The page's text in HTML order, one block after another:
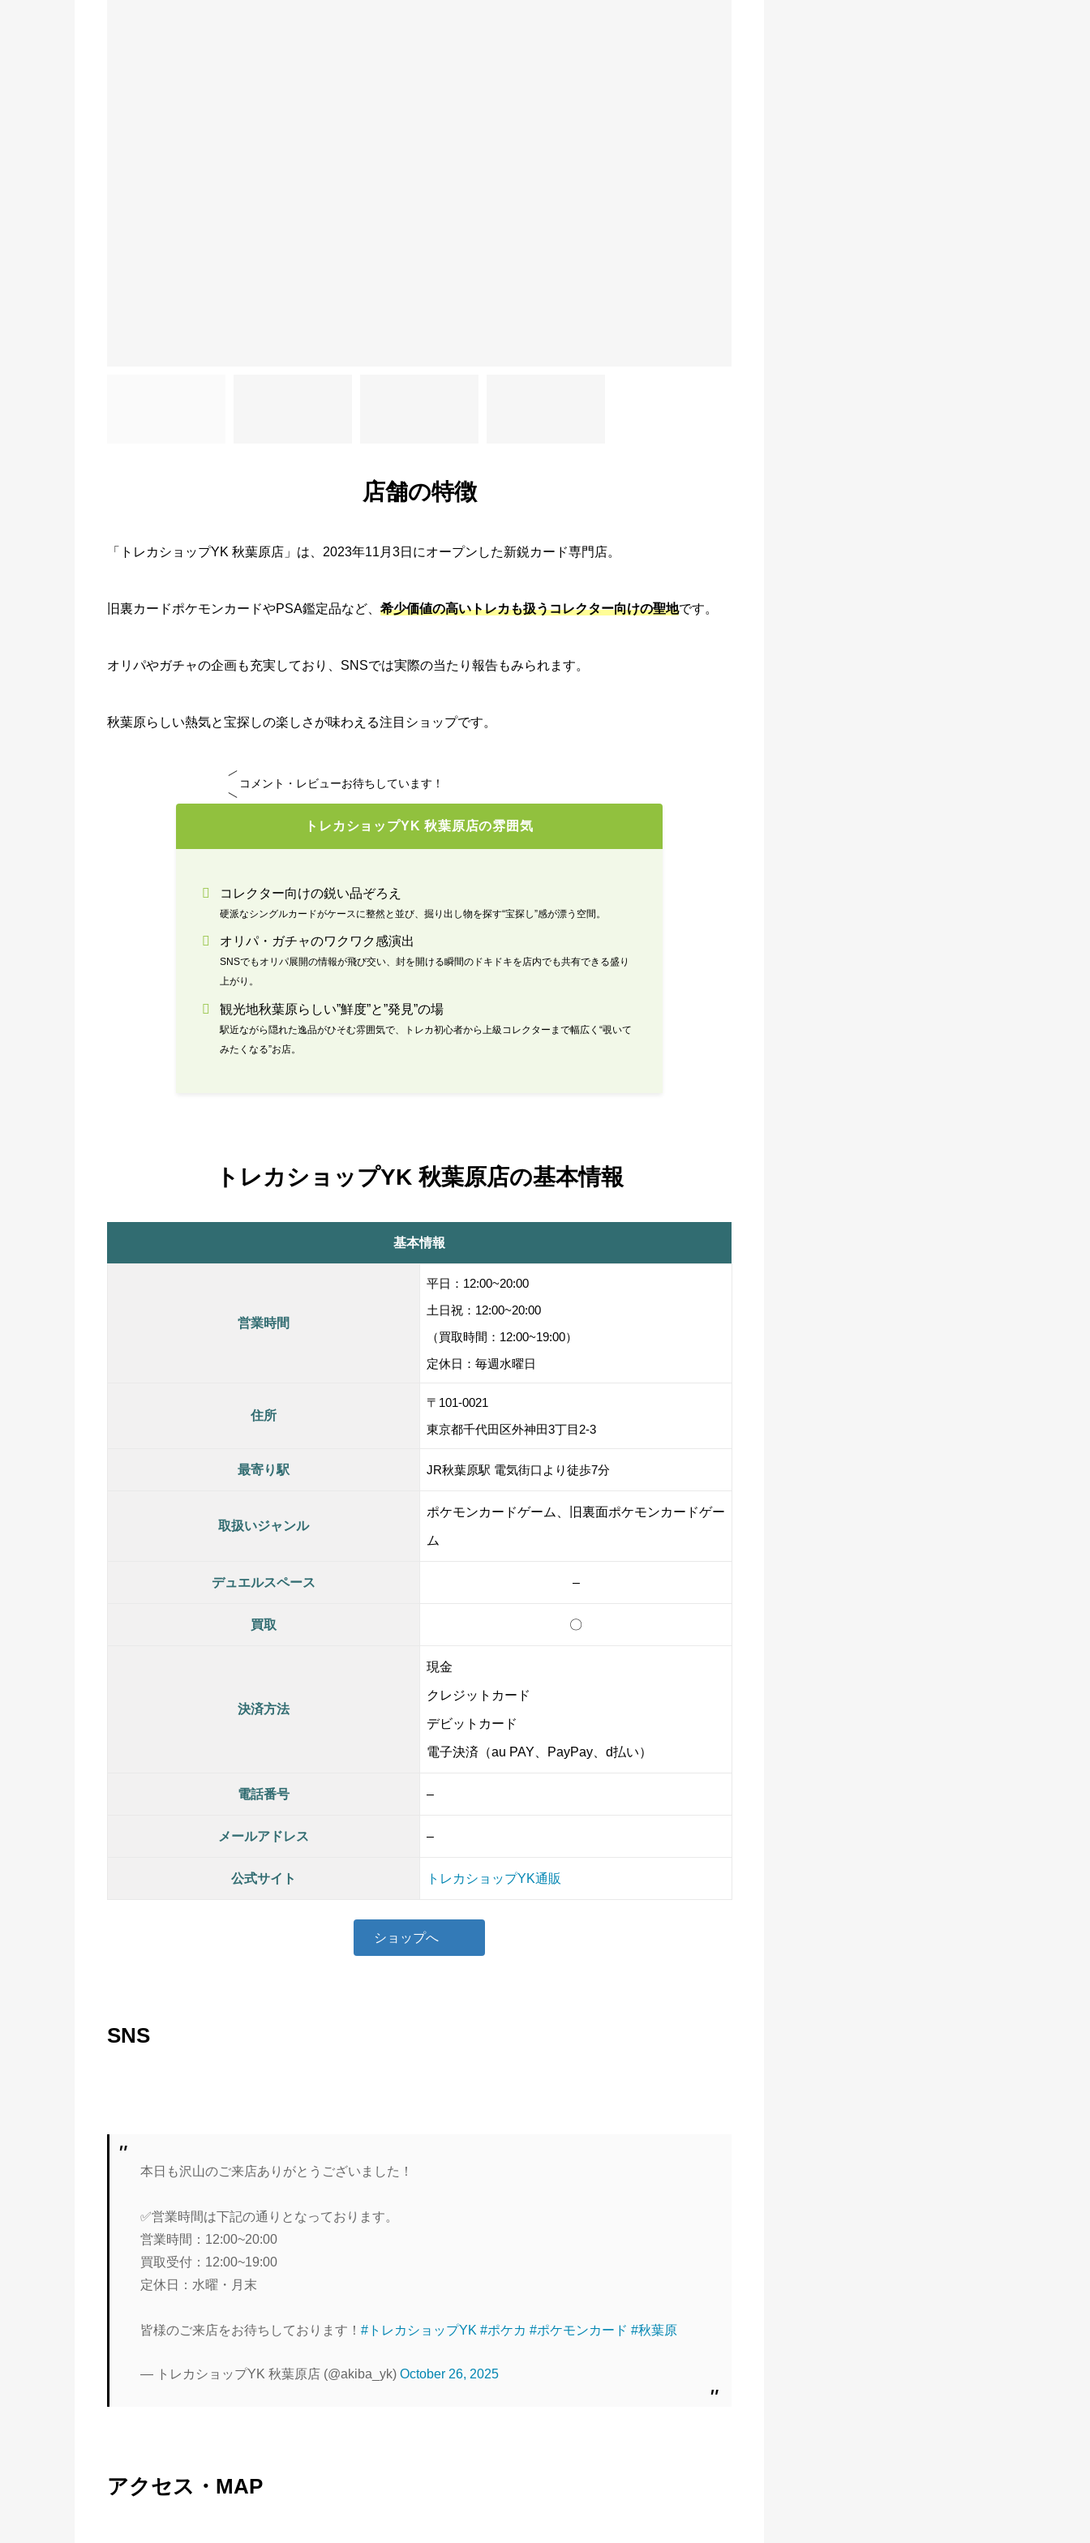
店舗の特徴
「トレカショップYK 秋葉原店」は、2023年11月3日にオープンした新鋭カード専門店。
旧裏カードポケモンカードやPSA鑑定品など、 希少価値の高いトレカも扱うコレクター向けの聖地です。
オリパやガチャの企画も充実しており、SNSでは実際の当たり報告もみられます。
秋葉原らしい熱気と宝探しの楽しさが味わえる注目ショップです。
コメント・レビューお待ちしています！
トレカショップYK 秋葉原店の雰囲気
コレクター向けの鋭い品ぞろえ
硬派なシングルカードがケースに整然と並び、掘り出し物を探す“宝探し”感が漂う空間。
オリパ・ガチャのワクワク感演出
SNSでもオリパ展開の情報が飛び交い、封を開ける瞬間のドキドキを店内でも共有できる盛り
上がり。
観光地秋葉原らしい”鮮度”と”発見”の場
駅近ながら隠れた逸品がひそむ雰囲気で、トレカ初心者から上級コレクターまで幅広く“覗いて
みたくなる”お店。
トレカショップYK 秋葉原店の基本情報
基本情報
営業時間
平日：12:00~20:00
土日祝：12:00~20:00
（買取時間：12:00~19:00）
定休日：毎週水曜日
住所
〒101-0021
東京都千代田区外神田3丁目2-3
最寄り駅 JR秋葉原駅 電気街口より徒歩7分
取扱いジャンル
ポケモンカードゲーム、旧裏面ポケモンカードゲー
ム
デュエルスペース –
買取 〇
決済方法
現金
クレジットカード
デビットカード
電子決済（au PAY、PayPay、d払い）
電話番号 –
メールアドレス –
公式サイト トレカショップYK通販
ショップへ
SNS
本日も沢山のご来店ありがとうございました！
✅営業時間は下記の通りとなっております。
営業時間：12:00~20:00
買取受付：12:00~19:00
定休日：水曜・月末
皆様のご来店をお待ちしております！#トレカショップYK #ポケカ #ポケモンカード #秋葉原
— トレカショップYK 秋葉原店 (@akiba_yk)October 26, 2025
アクセス・MAP